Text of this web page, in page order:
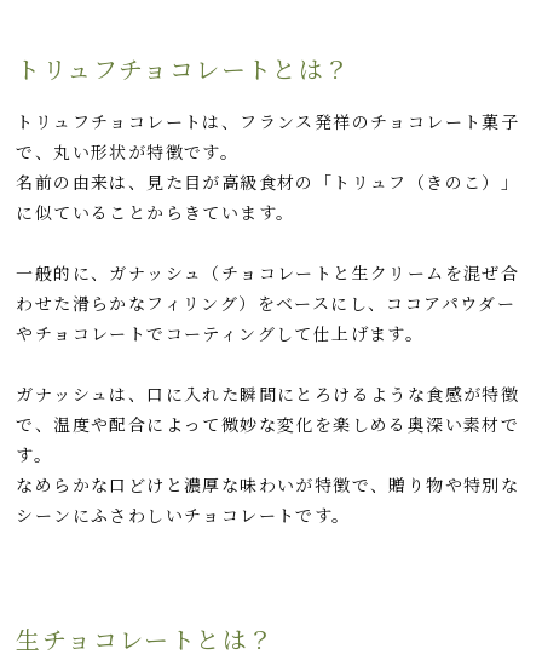
トリュフチョコレートとは？
トリュフチョコレートは、フランス発祥のチョコレート菓子
で、丸い形状が特徴です。
名前の由来は、見た目が高級食材の「トリュフ（きのこ）」
に似ていることからきています。
一般的に、ガナッシュ（チョコレートと生クリームを混ぜ合
わせた滑らかなフィリング）をベースにし、ココアパウダー
やチョコレートでコーティングして仕上げます。
ガナッシュは、口に入れた瞬間にとろけるような食感が特徴
で、温度や配合によって微妙な変化を楽しめる奥深い素材で
す。
なめらかな口どけと濃厚な味わいが特徴で、贈り物や特別な
シーンにふさわしいチョコレートです。
生チョコレートとは？